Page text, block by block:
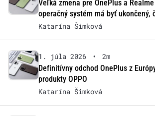
Veľká zmena pre OnePlus a
operačný systém má byť ukončený,
Katarína Šimková
1. júla 2026 •
2m
Definitívny odchod OnePlus z
produkty OPPO
Katarína Šimková